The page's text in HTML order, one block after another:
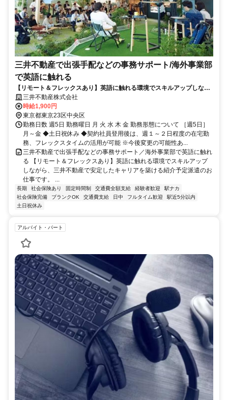
三井不動産で出張手配などの事務サポート/海外事業部
で英語に触れる
【リモート＆フレックスあり】英語に触れる環境でスキルアップしなが
ら、三井不動産で安定したキャリアを築ける紹介予定派遣のお仕事で
す。
三井不動産株式会社
時給1,900円
東京都東京23区中央区
勤務日数 週5日 勤務曜日 月 火 水 木 金 勤務形態について ［週5日］
月～金 ◆土日祝休み ◆契約社員登用後は、週１～２日程度の在宅勤
務、フレックスタイムの活用が可能 ※今後変更の可能性あ...
三井不動産で出張手配などの事務サポート／海外事業部で英語に触れ
る 【リモート＆フレックスあり】英語に触れる環境でスキルアップ
しながら、三井不動産で安定したキャリアを築ける紹介予定派遣のお
仕事です。 ...
長期 社会保険あり 固定時間制 交通費全額支給 経験者歓迎
駅ナカ
社会保険完備
ブランクOK 交通費支給 日中 フルタイム歓迎
駅近5分以内
土日祝休み
アルバイト・パート